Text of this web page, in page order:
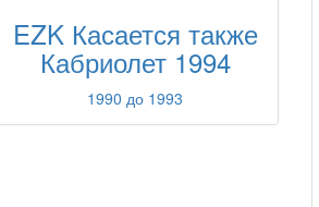
EZK Касается также
Кабриолет 1994
1990 до 1993